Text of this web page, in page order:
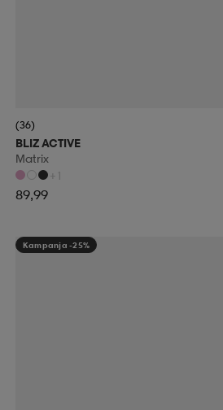
(36)
BLIZ ACTIVE
Matrix
+1
89,99
Kampanja -25%